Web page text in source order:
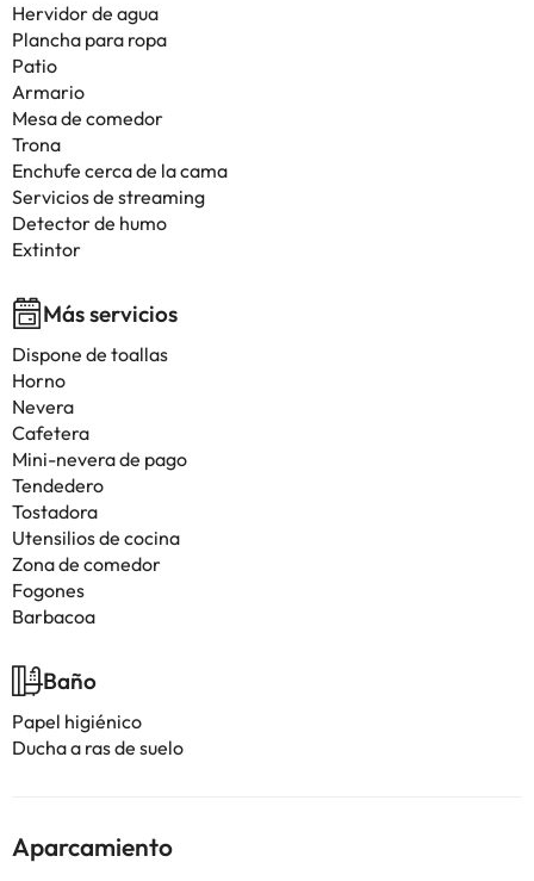
Hervidor de agua
Plancha para ropa
Patio
Armario
Mesa de comedor
Trona
Enchufe cerca de la cama
Servicios de streaming
Detector de humo
Extintor
Más servicios
Dispone de toallas
Horno
Nevera
Cafetera
Mini-nevera de pago
Tendedero
Tostadora
Utensilios de cocina
Zona de comedor
Fogones
Barbacoa
Baño
Papel higiénico
Ducha a ras de suelo
Aparcamiento